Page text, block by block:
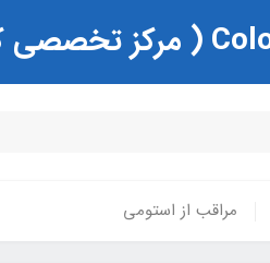
مراقب از استومی